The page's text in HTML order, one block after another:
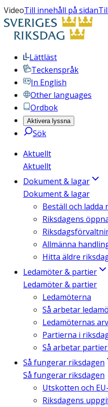
VideoTill innehåll på sidan
Lättläst
Teckenspråk
In English
Other languages
Ordbok
Aktivera lyssna
Sök
Aktuellt
Aktuellt
Dokument & lagar
Dokument & lagar
Beställ och ladda
Riksdagens
Allmänna
Hitta äldre
Ledamöter & partier
Ledamöter & partier
Ledamöterna
Så arbetar
Ledamöternas
Partierna i
Så arbetar
Så fungerar riksdagen
Så fungerar riksdagen
Utskotten och
Riksdagens